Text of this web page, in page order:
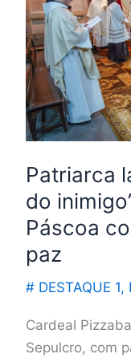
Patriarca
do
Páscoa
paz
# DESTAQUE 1,
Cardeal
Sepulcro, com
“lógica
do
inimigo”
e
apresenta
Páscoa
esperança
de
paz